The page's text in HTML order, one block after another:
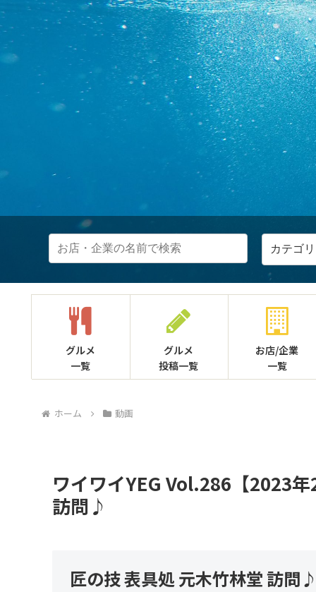
グルメ
一覧
グルメ
投稿一覧
お店/企業
一覧
ホーム 動画
ワイワイYEG Vol.286【2023
訪問♪
匠の技 表具処 元木竹林堂 訪問